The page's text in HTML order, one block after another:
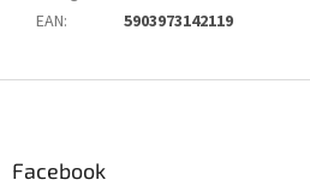
EAN: 5903973142119
Facebook